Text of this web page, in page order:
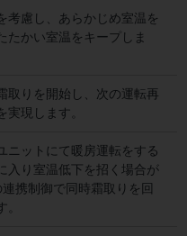
考慮し、あらかじめ室温を
たかい室温をキープしま
取りを開始し、次の運転再
現します。
ニットにて暖房運転をする
入り室温低下を招く場合が
携制御で同時霜取りを回